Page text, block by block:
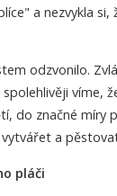
a nezvykla
odzvonilo.
víme,
do značné míry
a
pláči